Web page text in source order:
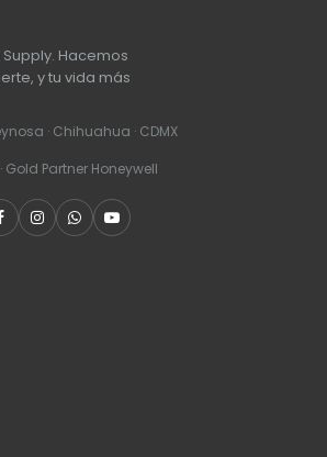
Hacemos
y tu vida más
· Chihuahua · CDMX
Gold Partner Honeywell